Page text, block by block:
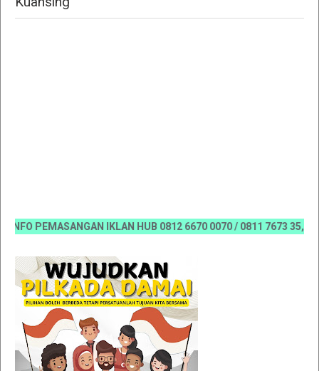
PEMASANGAN IKLAN HUB 0812 6670 0070 / 0811 7673 35,